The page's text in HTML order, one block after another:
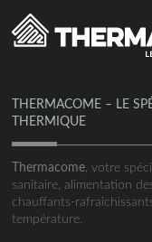
THERMACOME – LE
THERMIQUE
Thermacome , votre
sanitaire, alimentation
chauffants-
température.